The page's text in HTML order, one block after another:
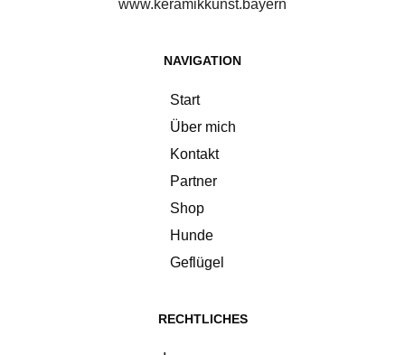
www.keramikkunst.bayern
NAVIGATION
Start
Über mich
Kontakt
Partner
Shop
Hunde
Geflügel
RECHTLICHES